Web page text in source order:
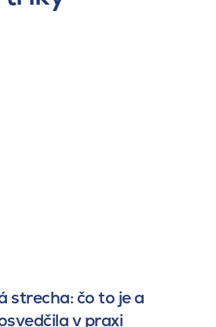
strecha: čo to je a
v praxi